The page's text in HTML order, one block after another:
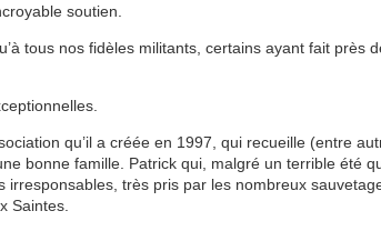
soutien.
tous nos fidèles militants, certains ayant fait près
qu’il a créée en 1997, qui recueille (entre
bonne famille. Patrick qui, malgré un terrible été
très pris par les nombreux
Saintes.